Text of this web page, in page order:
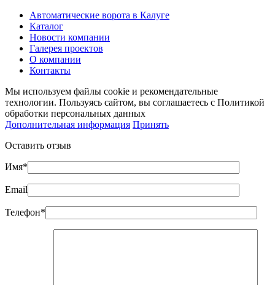
Автоматические ворота в Калуге
Каталог
Новости компании
Галерея проектов
О компании
Контакты
Мы используем файлы cookie и рекомендательные
технологии. Пользуясь сайтом, вы соглашаетесь с Политикой
обработки персональных данных
Дополнительная информация Принять
Оставить отзыв
Имя*
Email
Телефон*